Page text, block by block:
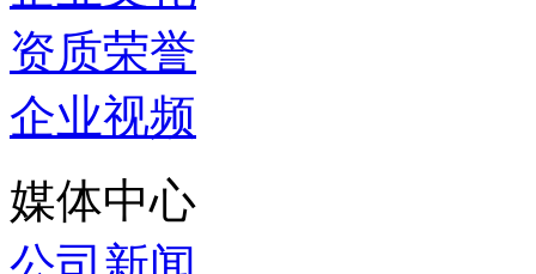
资质荣誉
企业视频
媒体中心